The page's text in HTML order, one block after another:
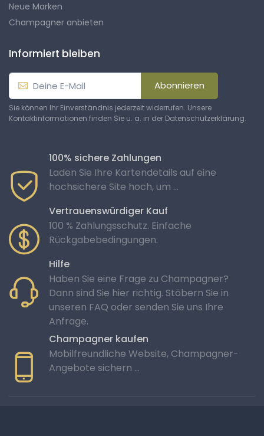
Neue Marken
Champagner anbieten
Informiert bleiben
Abonnieren
Sie können Ihr Einverständnis jederzeit widerrufen. Unsere
Kontaktinformationen finden Sie u. a. in der Datenschutzerklärung.
100% sichere Zahlungen
Laden Sie Ihre Kartendetails auf eine
hochsichere Site hoch, um ...
Vertrauenswürdiger Kauf
100 % Zahlungsschutz. Einfache
Rückgabebedingungen.
Hilfe
Haben Sie eine Frage zu Champagner?
Dann sind Sie hier richtig. Stöbern Sie in
unseren FAQ oder senden Sie uns Ihre
Anfrage.
Champagner kaufen
Mobilfreundliche Website, Champagner-
Angebote sichern …